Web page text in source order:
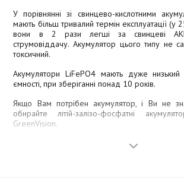
У порівнянні зі свинцево-кислотними
мають більш тривалий термін експлуатації (у
вони в 2 рази легші за свинцеві
струмовіддачу. Акумулятор цього типу не
токсичний.
Акумулятори LiFePO4 мають дуже
ємності, при зберіганні понад 10 років.
Якщо Вам потрібен акумулятор, і Ви не
обирайте літій-залізо-фосфатні
GreenVision.
Гарантії якості та технічна підтримка